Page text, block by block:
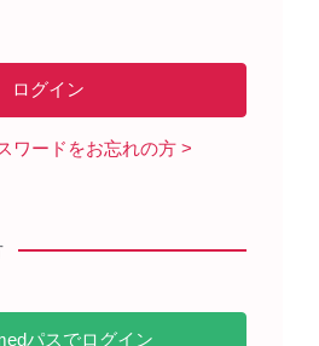
［STF194］
ワードをお忘れの方